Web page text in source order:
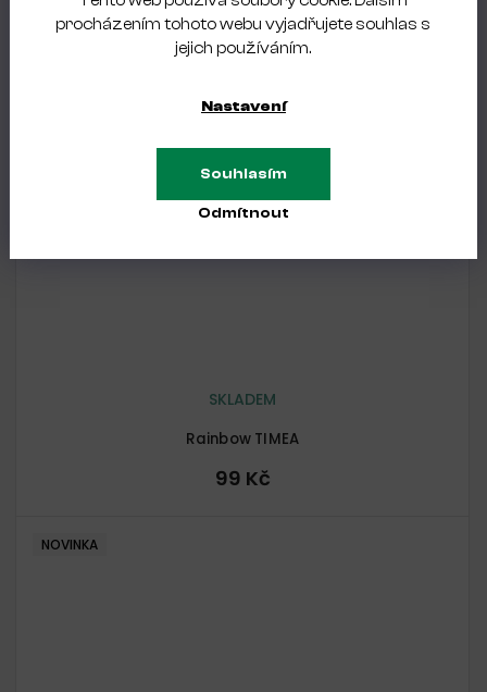
procházením tohoto webu vyjadřujete souhlas s
jejich používáním.
Nastavení
Odmítnout
Souhlasím
Rainbow TIMEA
SKLADEM
99 Kč
NOVINKA